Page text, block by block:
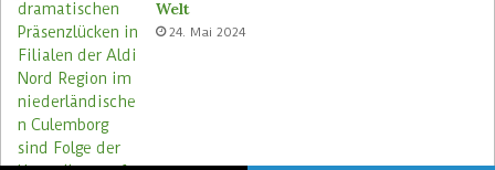
Welt
24. Mai 2024